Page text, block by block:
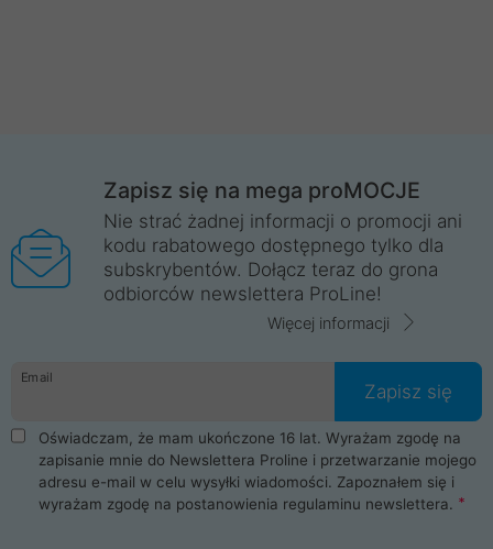
Zapisz się na mega proMOCJE
Nie strać żadnej informacji o promocji ani
kodu rabatowego dostępnego tylko dla
subskrybentów. Dołącz teraz do grona
odbiorców newslettera ProLine!
Więcej informacji
Email
Zapisz się
Oświadczam, że mam ukończone 16 lat. Wyrażam zgodę na
zapisanie mnie do Newslettera Proline i przetwarzanie mojego
adresu e-mail w celu wysyłki wiadomości. Zapoznałem się i
wyrażam zgodę na postanowienia regulaminu newslettera.